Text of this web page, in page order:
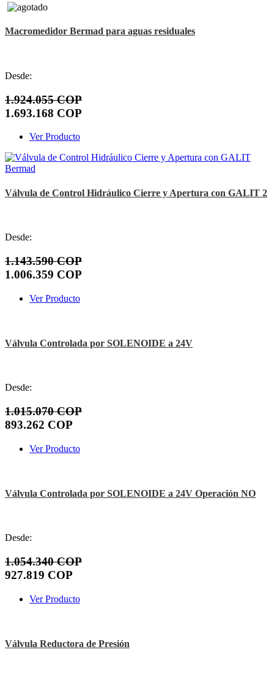
Macromedidor Bermad para aguas residuales
Desde:
1.924.055 COP
1.693.168 COP
Ver Producto
Válvula de Control Hidráulico Cierre y Apertura con GALIT 2
Desde:
1.143.590 COP
1.006.359 COP
Ver Producto
Válvula Controlada por SOLENOIDE a 24V
Desde:
1.015.070 COP
893.262 COP
Ver Producto
Válvula Controlada por SOLENOIDE a 24V Operación NO
Desde:
1.054.340 COP
927.819 COP
Ver Producto
Válvula Reductora de Presión